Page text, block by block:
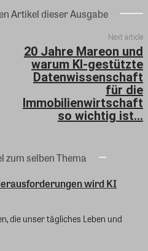
Artikel dieser Ausgabe
Next article
20 Jahre Mareon und
warum KI-gestützte
Datenwissenschaft
für die
Immobilienwirtschaft
so wichtig ist…
zum selben Thema
wird KI
die unser tägliches Leben und